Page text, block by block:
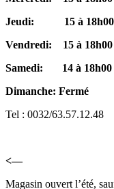
Jeudi: 15 à 18h00
Vendredi: 15 à 18h00
Samedi: 14 à 18h00
Dimanche: Fermé
Tel : 0032/63.57.12.48
<—
Magasin ouvert l’été,